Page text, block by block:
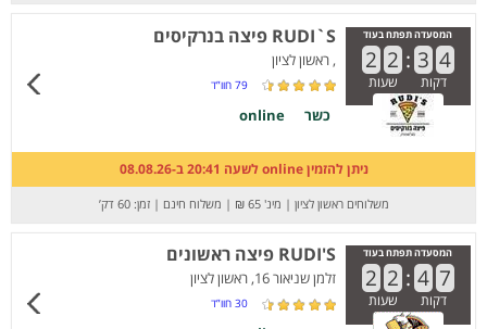
המסעדה תפתח בעוד
2 2 : 3 4
דקות שעות
RUDI`S פיצה בנרקיסים
, ראשון לציון
79 חוו”ד
כשר online
ניתן להזמין online לשעה 20:41 ב-08.08.26
משלוחים ראשון לציון | מינ' 65 ₪ | משלוח חינם | זמן: 60 דק’
המסעדה תפתח בעוד
2 2 : 4 7
דקות שעות
RUDI'S פיצה ראשונים
זלמן שניאור 16, ראשון לציון
30 חוו”ד